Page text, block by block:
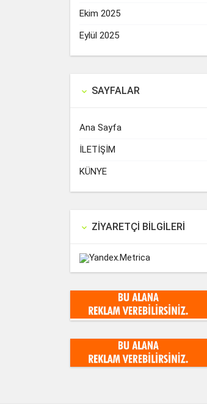
Ekim 2025
Eylül 2025
 SAYFALAR
Ana Sayfa
İLETİŞİM
KÜNYE
 ZIYARETÇI BILGILERI